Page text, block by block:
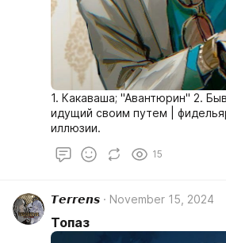
1. Какаваша; "Авантюрин" 2.
идущий своим путем |
иллюзии.
15
𝙏𝙚𝙧𝙧𝙚𝙣𝙨 November 15, 2024
Топаз